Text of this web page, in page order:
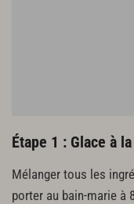
Étape 1 : Glace à
Mélanger tous les
porter au bain-marie à